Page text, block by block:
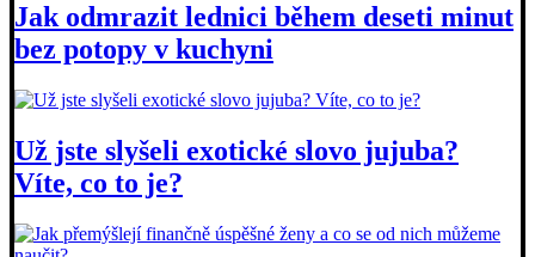
Jak odmrazit lednici během deseti minut
bez potopy v kuchyni
Už jste slyšeli exotické slovo jujuba?
Víte, co to je?